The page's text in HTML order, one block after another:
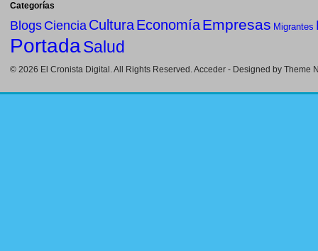
Categorías
BlogsCiencia CulturaEconomíaEmpresas Migrantes
PortadaSalud
© 2026 El Cronista Digital . All Rights Reserved.Acceder - Designed by Theme